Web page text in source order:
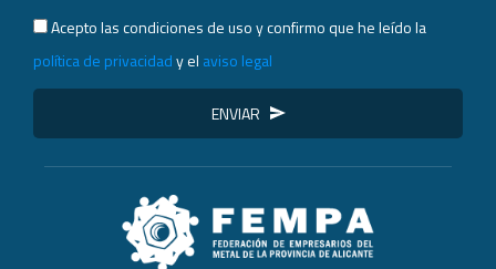
Acepto las condiciones de uso y confirmo que he leído la
política de privacidady el aviso legal
ENVIAR